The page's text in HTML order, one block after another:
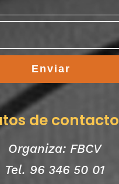
Enviar
de contacto
Organiza: FBCV
Tel. 96 346 50 01